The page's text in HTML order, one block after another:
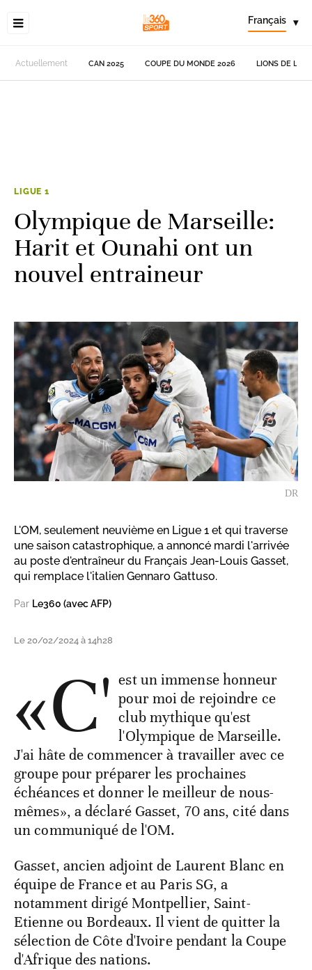
Français ▾
Actuellement CAN 2025 COUPE DU MONDE 2026 LIONS DE
LIGUE 1
Olympique de Marseille:
Harit et Ounahi ont un
nouvel entraineur
DR
L'OM, seulement neuvième en Ligue 1 et qui traverse
une saison catastrophique, a annoncé mardi l'arrivée
au poste d'entraîneur du Français Jean-Louis Gasset,
qui remplace l'italien Gennaro Gattuso.
Par Le360 (avec AFP)
Le 20/02/2024 à 14h28
«C' est un immense honneur
pour moi de rejoindre ce
club mythique qu'est
l'Olympique de Marseille.
J'ai hâte de commencer à travailler avec ce
groupe pour préparer les prochaines
échéances et donner le meilleur de nous-
mêmes», a déclaré Gasset, 70 ans, cité dans
un communiqué de l'OM.
Gasset, ancien adjoint de Laurent Blanc en
équipe de France et au Paris SG, a
notamment dirigé Montpellier, Saint-
Etienne ou Bordeaux. Il vient de quitter la
sélection de Côte d'Ivoire pendant la Coupe
d'Afrique des nations.